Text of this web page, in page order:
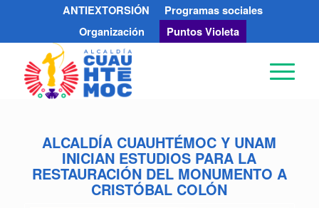
ANTIEXTORSIÓN
Programas sociales
Organización
Puntos Violeta
ALCALDÍA CUAUHTÉMOC Y UNAM
INICIAN ESTUDIOS PARA LA
RESTAURACIÓN DEL MONUMENTO A
CRISTÓBAL COLÓN